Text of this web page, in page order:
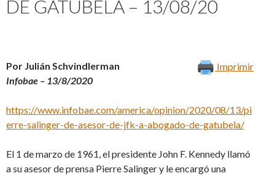
DE GATÚBELA – 13/08/20
Imprimir
Por Julián Schvindlerman
Infobae – 13/8/2020
https://www.infobae.com/america/opinion/2020/08/13/pi
erre-salinger-de-asesor-de-jfk-a-abogado-de-gatubela/
El 1 de marzo de 1961, el presidente John F. Kennedy llamó
a su asesor de prensa Pierre Salinger y le encargó una